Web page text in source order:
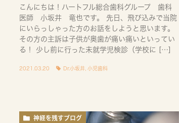
こんにちは！ハートフル総合歯科グループ 歯科
医師 小坂井 竜也です。 先日、飛び込みで当院
にいらっしゃった方のお話をしようと思います。
その方の主訴は子供が奥歯が痛い痛いといってい
る！ 少し前に行った未就学児検診（学校に […]
2021.03.20 Dr.小坂井 小児歯科
神経を残すブログ